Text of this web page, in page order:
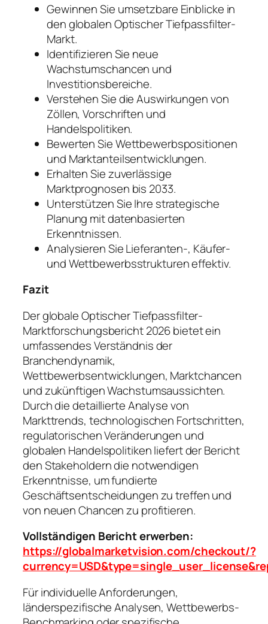
Gewinnen Sie umsetzbare Einblicke in
den globalen Optischer Tiefpassfilter-
Markt.
Identifizieren Sie neue
Wachstumschancen und
Investitionsbereiche.
Verstehen Sie die Auswirkungen von
Zöllen, Vorschriften und
Handelspolitiken.
Bewerten Sie Wettbewerbspositionen
und Marktanteilsentwicklungen.
Erhalten Sie zuverlässige
Marktprognosen bis 2033.
Unterstützen Sie Ihre strategische
Planung mit datenbasierten
Erkenntnissen.
Analysieren Sie Lieferanten-, Käufer-
und Wettbewerbsstrukturen effektiv.
Fazit
Der globale Optischer Tiefpassfilter-
Marktforschungsbericht 2026 bietet ein
umfassendes Verständnis der
Branchendynamik,
Wettbewerbsentwicklungen, Marktchancen
und zukünftigen Wachstumsaussichten.
Durch die detaillierte Analyse von
Markttrends, technologischen Fortschritten,
regulatorischen Veränderungen und
globalen Handelspolitiken liefert der Bericht
den Stakeholdern die notwendigen
Erkenntnisse, um fundierte
Geschäftsentscheidungen zu treffen und
von neuen Chancen zu profitieren.
Vollständigen Bericht erwerben:
https://globalmarketvision.com/checkout/?
Für individuelle Anforderungen,
länderspezifische Analysen, Wettbewerbs-